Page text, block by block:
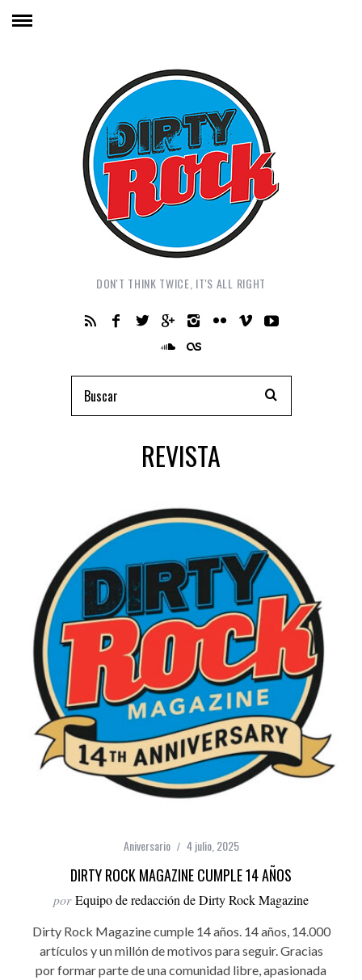
DON'T THINK TWICE, IT'S ALL RIGHT
REVISTA
Aniversario 4 julio, 2025
DIRTY ROCK MAGAZINE CUMPLE 14 AÑOS
por Equipo de redacción de Dirty Rock Magazine
Dirty Rock Magazine cumple 14 años. 14 años, 14.000
artículos y un millón de motivos para seguir. Gracias
por formar parte de una comunidad libre, apasionada